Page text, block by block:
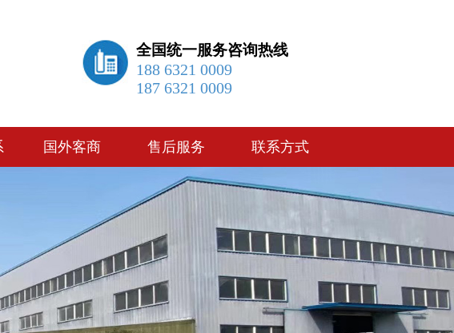
全国统一服务咨询热线
188 6321 0009
187 6321 0009
国外客商 售后服务 联系方式